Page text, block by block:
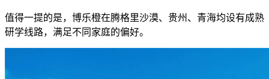
值得一提的是，博乐橙在腾格里沙漠、贵州、青海均设有成熟
研学线路，满足不同家庭的偏好。